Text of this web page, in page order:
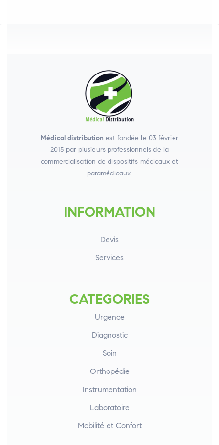
Médical distribution est fondée le 03 février
2015 par plusieurs professionnels de la
commercialisation de dispositifs médicaux et
paramédicaux.
INFORMATION
Devis
Services
CATEGORIES
Urgence
Diagnostic
Soin
Orthopédie
Instrumentation
Laboratoire
Mobilité et Confort